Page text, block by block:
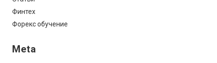
Финтех
Форекс обучение
Meta